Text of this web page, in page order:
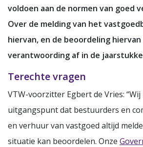
voldoen aan de normen van goed
Over de melding van het
hiervan, en de beoordeling hiervan
verantwoording af in de
Terechte vragen
VTW-voorzitter Egbert de Vries: “Wij
uitgangspunt dat bestuurders en
en verhuur van vastgoed altijd
situatie kan beoordelen. Onze